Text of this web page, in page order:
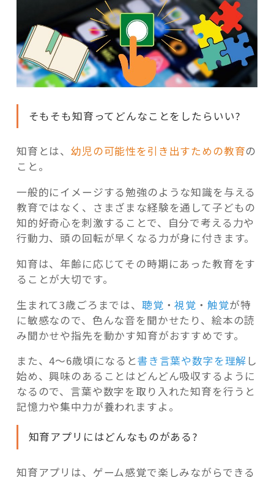
そもそも知育ってどんなことをしたらいい?
知育とは、幼児の可能性を引き出すための教育の
こと。
一般的にイメージする勉強のような知識を与える
教育ではなく、さまざまな経験を通して子どもの
知的好奇心を刺激することで、自分で考える力や
行動力、頭の回転が早くなる力が身に付きます。
知育は、年齢に応じてその時期にあった教育をす
ることが大切です。
生まれて3歳ごろまでは、 聴覚 ・視覚 ・ 触覚が特
に敏感なので、色んな音を聞かせたり、絵本の読
み聞かせや指先を動かす知育がおすすめです。
また、4～6歳頃になると書き言葉や数字を理解 し
始め、興味のあることはどんどん吸収するように
なるので、言葉や数字を取り入れた知育を行うと
記憶力や集中力が養われますよ。
知育アプリにはどんなものがある?
知育アプリは、ゲーム感覚で楽しみながらできる